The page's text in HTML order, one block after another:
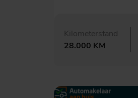
Kilometerstand
28.000 KM